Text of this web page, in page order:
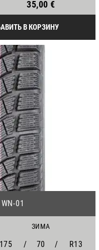
35,00 €
В КОРЗИНУ
01
ЗИМА
175 / 70 / R13